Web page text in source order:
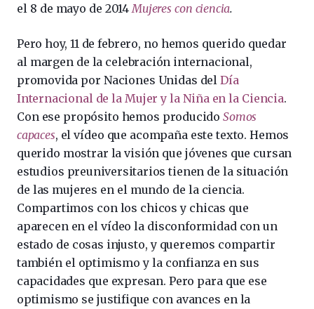
el 8 de mayo de 2014 Mujeres con ciencia.
Pero hoy, 11 de febrero, no hemos querido quedar
al margen de la celebración internacional,
promovida por Naciones Unidas delDía
Internacional de la Mujer y la Niña en la Ciencia.
Con ese propósito hemos producidoSomos
capaces, el vídeo que acompaña este texto. Hemos
querido mostrar la visión que jóvenes que cursan
estudios preuniversitarios tienen de la situación
de las mujeres en el mundo de la ciencia.
Compartimos con los chicos y chicas que
aparecen en el vídeo la disconformidad con un
estado de cosas injusto, y queremos compartir
también el optimismo y la confianza en sus
capacidades que expresan. Pero para que ese
optimismo se justifique con avances en la